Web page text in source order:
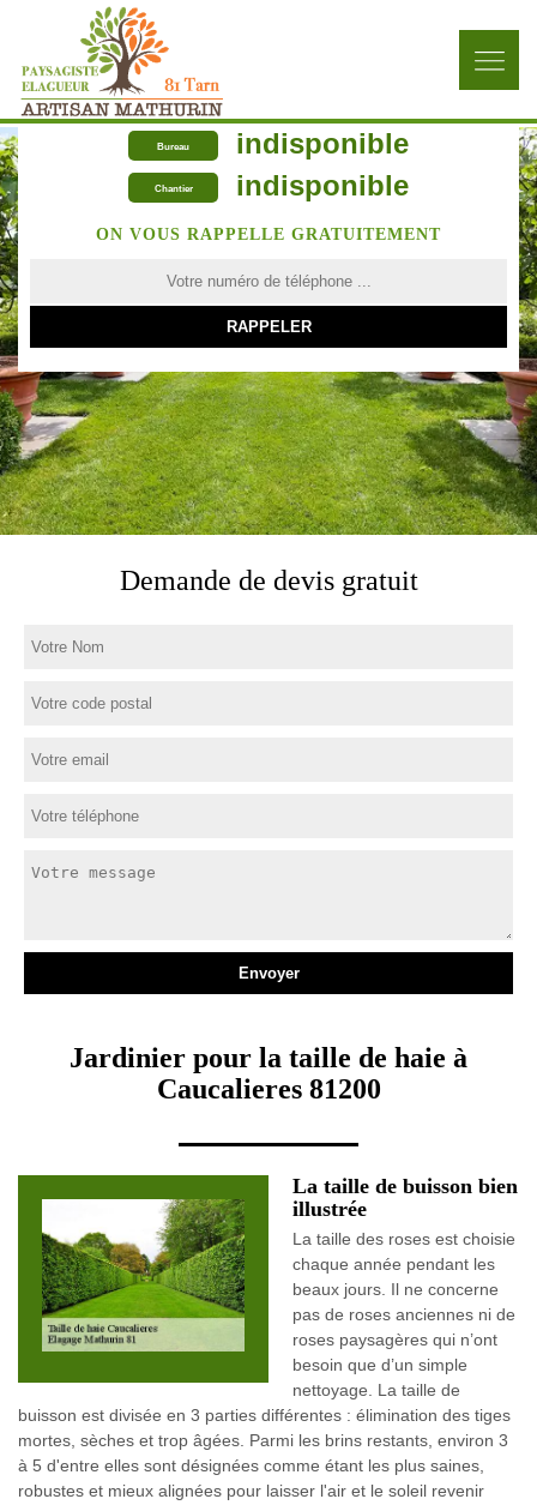
Bureau indisponible
Chantier indisponible
ON VOUS RAPPELLE GRATUITEMENT
Demande de devis gratuit
Jardinier pour la taille de haie à
Caucalieres 81200
La taille de buisson bien
illustrée
La taille des roses est choisie
chaque année pendant les
beaux jours. Il ne concerne
pas de roses anciennes ni de
roses paysagères qui n’ont
besoin que d’un simple
nettoyage. La taille de
buisson est divisée en 3 parties différentes : élimination des tiges
mortes, sèches et trop âgées. Parmi les brins restants, environ 3
à 5 d'entre elles sont désignées comme étant les plus saines,
robustes et mieux alignées pour laisser l'air et le soleil revenir